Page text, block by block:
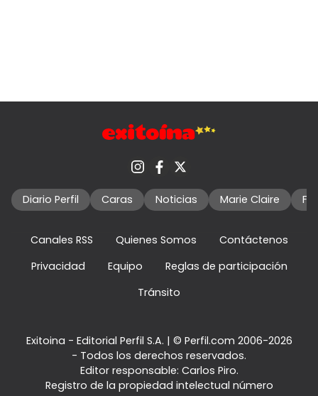
Diario Perfil Caras Noticias Marie Claire
Canales RSS Quienes Somos
Contáctenos
Privacidad
Equipo
Reglas de participación
Tránsito
Exitoina - Editorial Perfil S.A. | © Perfil.com 2006-2026
- Todos los derechos reservados.
Editor responsable: Carlos Piro.
Registro de la propiedad intelectual número